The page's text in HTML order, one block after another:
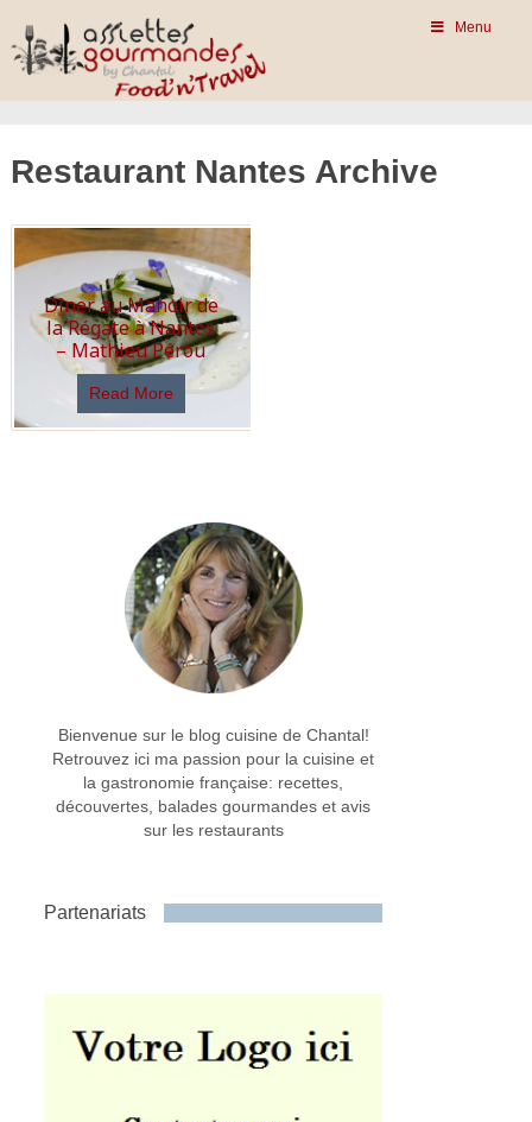
Menu
Restaurant Nantes Archive
Dîner au Manoir de
la Régate à Nantes
– Mathieu Pérou
Read More
Bienvenue sur le blog cuisine de Chantal!
Retrouvez ici ma passion pour la cuisine et
la gastronomie française: recettes,
découvertes, balades gourmandes et avis
sur les restaurants
Partenariats